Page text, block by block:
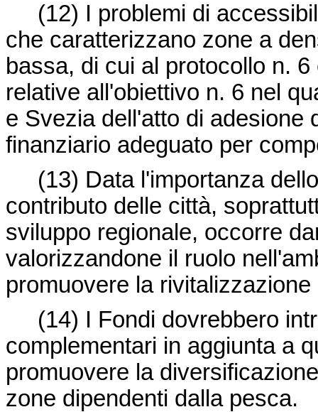
(12) I problemi di
che caratterizzano zone a
bassa, di cui al protocollo n.
relative all'obiettivo n. 6 nel
e Svezia dell'atto di adesione
finanziario adeguato per
(13) Data l'importanza
contributo delle città,
sviluppo regionale, occorre
valorizzandone il ruolo
promuovere la rivitalizzazione
(14) I Fondi dovrebbero
complementari in aggiunta a
promuovere la
zone dipendenti dalla pesca.